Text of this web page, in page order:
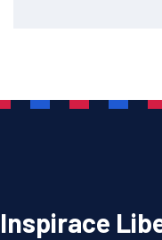
Inspirace